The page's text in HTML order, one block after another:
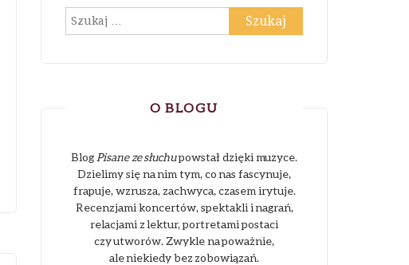
Szukaj:
O BLOGU
Blog Pisane ze słuchupowstał dzięki muzyce.
Dzielimy się na nim tym, co nas fascynuje,
frapuje, wzrusza, zachwyca, czasem irytuje.
Recenzjami koncertów, spektakli i nagrań,
relacjami z lektur, portretami postaci
czy utworów. Zwykle na poważnie,
ale niekiedy bez zobowiązań.